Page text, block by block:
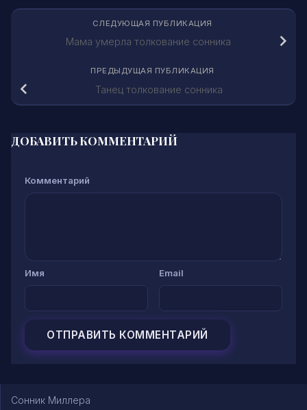
СЛЕДУЮЩАЯ ПУБЛИКАЦИЯ
Мама умерла толкование сонника
ПРЕДЫДУЩАЯ ПУБЛИКАЦИЯ
Танец толкование сонника
ДОБАВИТЬ КОММЕНТАРИЙ
Комментарий
Имя Email
Сонник Миллера